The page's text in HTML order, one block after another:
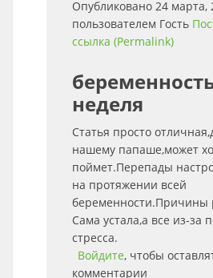
Опубликовано 24 марта,
пользователем Гость
ссылка (Permalink)
неделя
Статья просто
нашему папаше,может
поймет.Перепады
на протяжении всей
беременности.Причины
Сама устала,а все из-за
стресса.
Войдите, чтобы
комментарии